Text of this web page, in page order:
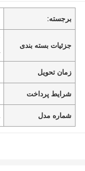
برجسته:
جزئیات بسته بندی
زمان تحویل
شرایط پرداخت
شماره مدل